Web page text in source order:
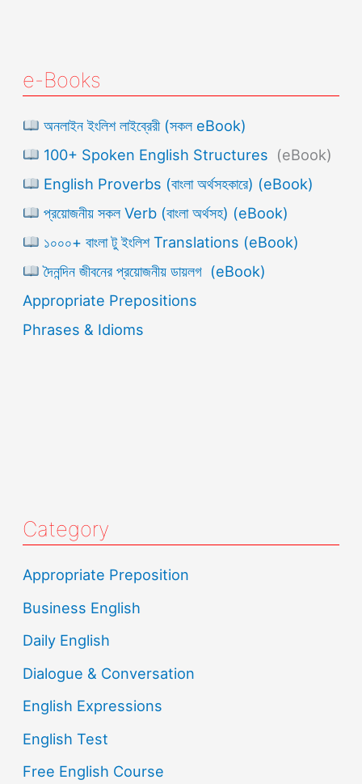
e-Books
অনলাইন ইংলিশ লাইব্রেরী (সকল eBook)
100+ Spoken English Structures (eBook)
English Proverbs (বাংলা অর্থসহকারে) (eBook)
প্রয়োজনীয় সকল Verb (বাংলা অর্থসহ) (eBook)
১০০০+ বাংলা টু ইংলিশ Translations (eBook)
দৈনন্দিন জীবনের প্রয়োজনীয় ডায়লগ (eBook)
Appropriate Prepositions
Phrases & Idioms
Category
Appropriate Preposition
Business English
Daily English
Dialogue & Conversation
English Expressions
English Test
Free English Course